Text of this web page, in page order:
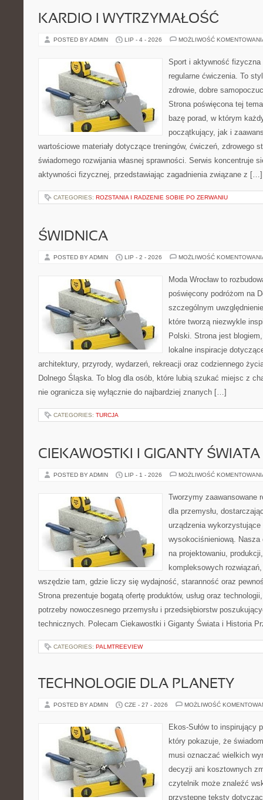
KARDIO I WYTRZYMAŁOŚĆ
POSTED BY ADMIN LIP - 4 - 2026 MOŻLIWOŚĆ
Sport i aktywność
regularne ćwiczenia. To
zdrowie, dobre
Strona poświęcona tej
bazę porad, w którym
początkujący, jak i
wartościowe materiały dotyczące treningów, ćwiczeń, zdrowego
świadomego rozwijania własnej sprawności. Serwis koncentruje
aktywności fizycznej, przedstawiając zagadnienia związane z […]
CATEGORIES: ROZSTANIA I RADZENIE SOBIE PO ZERWANIU
ŚWIDNICA
POSTED BY ADMIN LIP - 2 - 2026 MOŻLIWOŚĆ
Moda Wrocław to
poświęcony podróżom na
szczególnym
które tworzą niezwykle
Polski. Strona jest
lokalne inspiracje
architektury, przyrody, wydarzeń, rekreacji oraz codziennego
Dolnego Śląska. To blog dla osób, które lubią szukać miejsc z
nie ogranicza się wyłącznie do najbardziej znanych […]
CATEGORIES: TURCJA
CIEKAWOSTKI I GIGANTY ŚWIATA
POSTED BY ADMIN LIP - 1 - 2026 MOŻLIWOŚĆ
Tworzymy zaawansowane
dla przemysłu,
urządzenia wykorzystujące
wysokociśnieniową. Nasza
na projektowaniu,
kompleksowych
wszędzie tam, gdzie liczy się wydajność, staranność oraz
Strona prezentuje bogatą ofertę produktów, usług oraz
potrzeby nowoczesnego przemysłu i przedsiębiorstw
technicznych. Polecam Ciekawostki i Giganty Świata i Historia
CATEGORIES: PALMTREEVIEW
TECHNOLOGIE DLA PLANETY
POSTED BY ADMIN CZE - 27 - 2026 MOŻLIWOŚĆ
Ekos-Sułów to inspirujący
który pokazuje, że
musi oznaczać wielkich
decyzji ani kosztownych
czytelnik może znaleźć
przystępne teksty